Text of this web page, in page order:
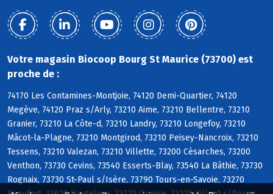
Votre magasin Biocoop Bourg St Maurice (73700) est
proche de :
74170 Les Contamines-Montjoie, 74120 Demi-Quartier, 74120
Megève, 74120 Praz s/Arly, 73210 Aime, 73210 Bellentre, 73210
Granier, 73210 La Côte-d, 73210 Landry, 73210 Longefoy, 73210
Mâcot-la-Plagne, 73210 Montgirod, 73210 Peisey-Nancroix, 73210
Tessens, 73210 Valezan, 73210 Villette, 73200 Césarches, 73200
Venthon, 73730 Cevins, 73540 Esserts-Blay, 73540 La Bâthie, 73730
Rognaix, 73730 St-Paul s/Isère, 73790 Tours-en-Savoie, 73270